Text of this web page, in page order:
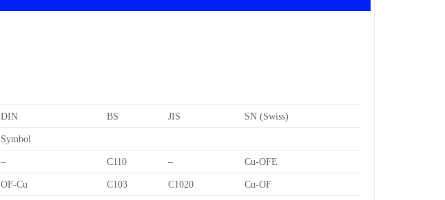
DIN BS JIS SN (Swiss)
Symbol
– C110 – Cu-OFE
OF-Cu C103 C1020 Cu-OF